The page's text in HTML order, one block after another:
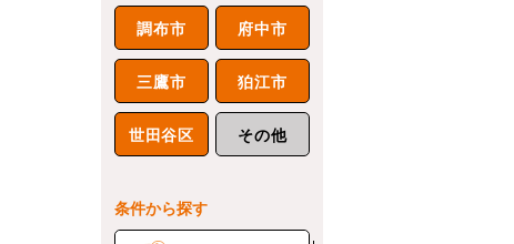
調布市 府中市
三鷹市 狛江市
世田谷区 その他
条件から探す